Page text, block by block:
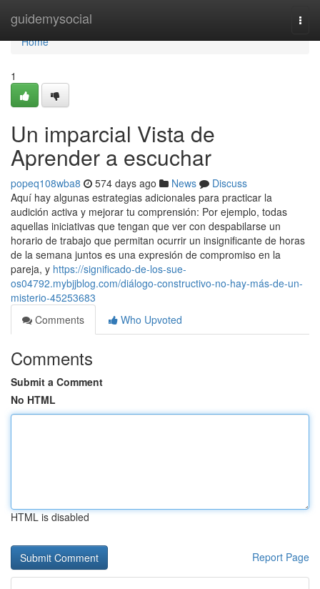
guidemysocial
Home
Home
1
Un imparcial Vista de
Aprender a escuchar
popeq108wba8 574 days ago News
Discuss
Aquí hay algunas estrategias adicionales para practicar la
audición activa y mejorar tu comprensión: Por ejemplo, todas
aquellas iniciativas que tengan que ver con despabilarse un
horario de trabajo que permitan ocurrir un insignificante de horas
de la semana juntos es una expresión de compromiso en la
pareja, y https://significado-de-los-sue-
os04792.mybjjblog.com/diálogo-constructivo-no-hay-más-de-un-
misterio-45253683
Comments
Who Upvoted
Comments
Submit a Comment
No HTML
HTML is disabled
Report Page